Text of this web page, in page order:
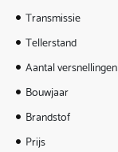
Transmissie
Tellerstand
Aantal versnellingen
Bouwjaar
Brandstof
Prijs